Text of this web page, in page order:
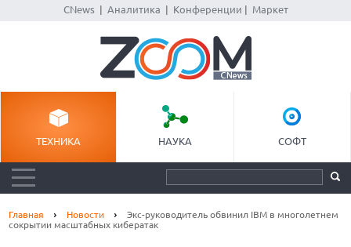
CNews| Аналитика Конференции Маркет
ТЕХНИКА НАУКА СОФТ
Главная Новости
Экс-руководитель обвинил IBM в многолетнем
сокрытии масштабных кибератак